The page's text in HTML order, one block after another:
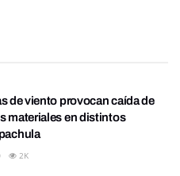
de viento provocan caída de
materiales en distintos
2K